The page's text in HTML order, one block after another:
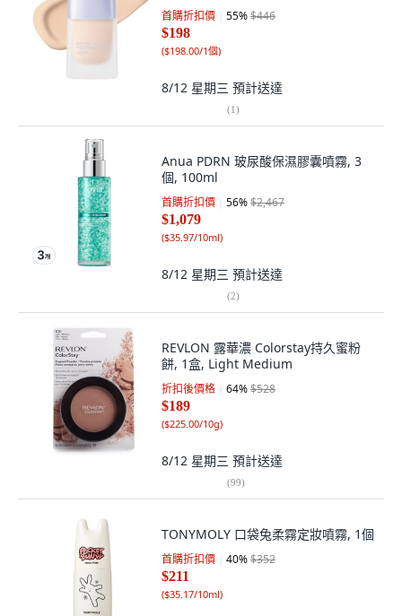
首購折扣價 55%$446
$198
($198.00/1個)
8/12 星期三 預計送達
(1)
Anua PDRN 玻尿酸保濕膠囊噴霧, 3
個, 100ml
首購折扣價 56%$2,467
$1,079
($35.97/10ml)
8/12 星期三 預計送達
(2)
REVLON 露華濃 Colorstay持久蜜粉
餅, 1盒, Light Medium
折扣後價格 64%$528
$189
($225.00/10g)
8/12 星期三 預計送達
(99)
TONYMOLY 口袋兔柔霧定妝噴霧, 1個
首購折扣價 40%$352
$211
($35.17/10ml)